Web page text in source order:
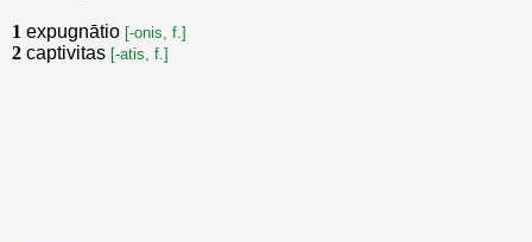
1 expugnātio [-onis, f.]
2 captivitas [-atis, f.]